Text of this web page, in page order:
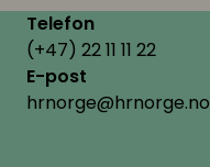
Telefon
(+47) 22 11 11 22
E-post
hrnorge@hrnorge.no